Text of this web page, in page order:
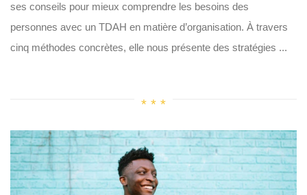
ses conseils pour mieux comprendre les besoins des
personnes avec un TDAH en matière d’organisation. À travers
cinq méthodes concrètes, elle nous présente des stratégies ...